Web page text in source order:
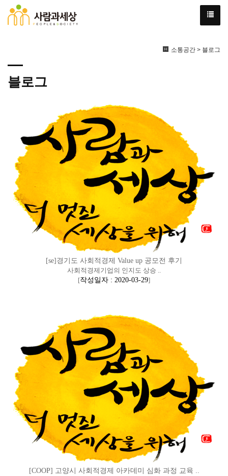
소통공간 > 블로그
블로그
[se]경기도 사회적경제 Value up 공모전 후기
사회적경제기업의 인지도 상승 ..
[작성일자 : 2020-03-29]
[COOP] 고양시 사회적경제 아카데미 심화 과정 교육 ..